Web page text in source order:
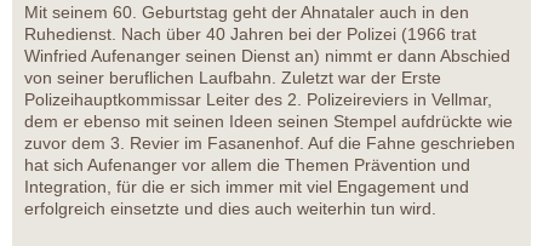
Mit seinem 60. Geburtstag geht der Ahnataler auch in den
Ruhedienst. Nach über 40 Jahren bei der Polizei (1966 trat
Winfried Aufenanger seinen Dienst an) nimmt er dann Abschied
von seiner beruflichen Laufbahn. Zuletzt war der Erste
Polizeihauptkommissar Leiter des 2. Polizeireviers in Vellmar,
dem er ebenso mit seinen Ideen seinen Stempel aufdrückte wie
zuvor dem 3. Revier im Fasanenhof. Auf die Fahne geschrieben
hat sich Aufenanger vor allem die Themen Prävention und
Integration, für die er sich immer mit viel Engagement und
erfolgreich einsetzte und dies auch weiterhin tun wird.